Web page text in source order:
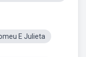
E Julieta